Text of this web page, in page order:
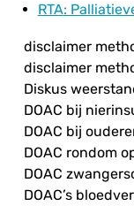
RTA:
disclaimer
disclaimer
Diskus
DOAC bij
DOAC bij
DOAC rondom
DOAC
DOAC’s